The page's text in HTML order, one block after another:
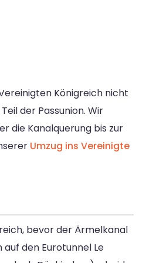
Königreich nicht
der Passunion. Wir
die Kanalquerung bis zur
Umzug ins Vereinigte
bevor der Ärmelkanal
den Eurotunnel Le